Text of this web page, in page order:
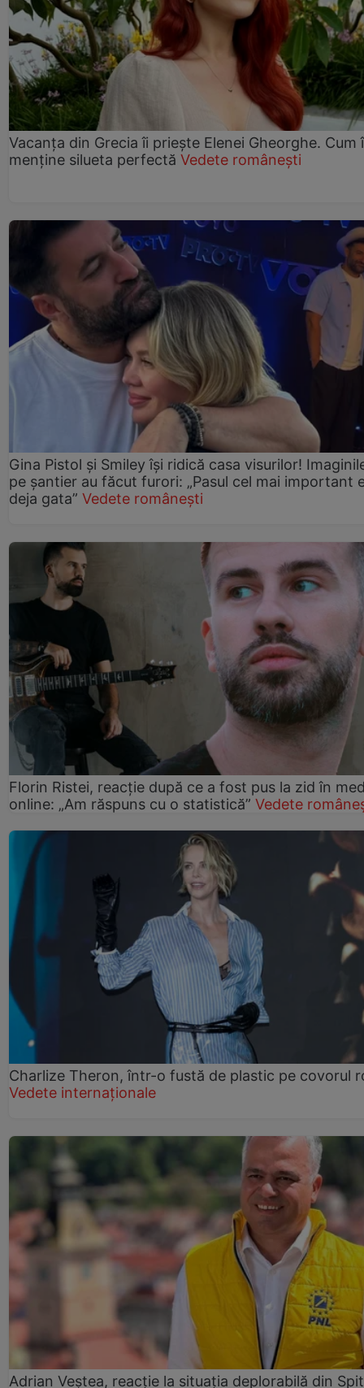
Vacanța din Grecia îi priește Elenei Gheorghe. Cum
menține silueta perfectă Vedete românești
Gina Pistol și Smiley își ridică casa visurilor!
pe șantier au făcut furori: „Pasul cel mai important
deja gata” Vedete românești
Florin Ristei, reacție după ce a fost pus la zid în
online: „Am răspuns cu o statistică” Vedete
Charlize Theron, într-o fustă de plastic pe covorul
Vedete internaționale
Adrian Veștea, reacție la situația deplorabilă din